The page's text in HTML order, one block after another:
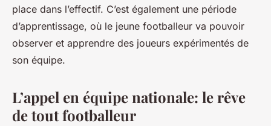
place dans l’effectif. C’est également une période
d’apprentissage, où le jeune footballeur va pouvoir
observer et apprendre des joueurs expérimentés de
son équipe.
L’appel en équipe nationale: le rêve
de tout footballeur